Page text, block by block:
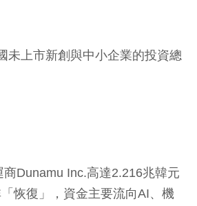
未上市新創與中小企業的投資總
Dunamu Inc.高達2.216兆韓元
恢復」，資金主要流向AI、機